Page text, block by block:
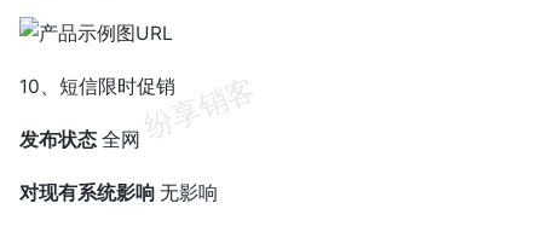
10、短信限时促销
发布状态 全网
对现有系统影响 无影响